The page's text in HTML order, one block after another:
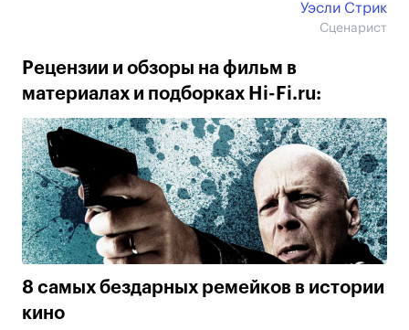
Уэсли Стрик
Сценарист
Рецензии и обзоры на фильм в
материалах и подборках Hi-Fi.ru:
8 самых бездарных ремейков в истории
кино